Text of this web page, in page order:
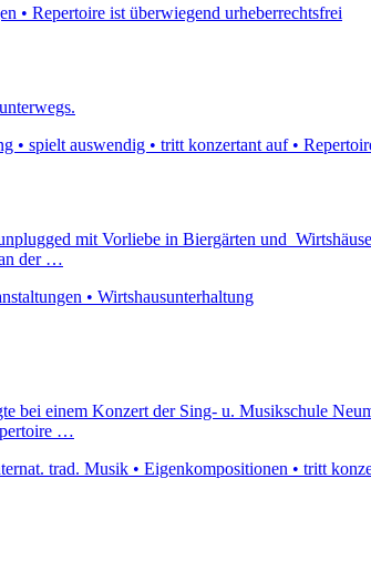
• Repertoire ist überwiegend urheberrechtsfrei
• spielt auswendig • tritt konzertant auf •
mit Vorliebe in Biergärten und
der …
• Wirtshausunterhaltung
bei einem Konzert der Sing- u. Musikschule
…
trad. Musik • Eigenkompositionen • tritt